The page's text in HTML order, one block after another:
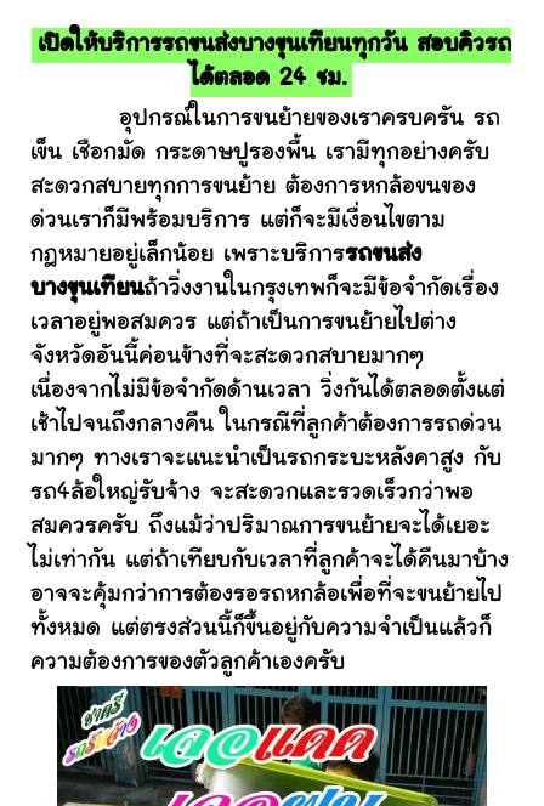
เปิดให้บริการรถขนส่งบางขุนเทียนทุกวัน สอบคิวรถ
ได้ตลอด 24 ชม.
อุปกรณ์ในการขนย้ายของเราครบครัน รถ
เข็น เชือกมัด กระดาษปูรองพื้น เรามีทุกอย่างครับ
สะดวกสบายทุกการขนย้าย ต้องการหกล้อขนของ
ด่วนเราก็มีพร้อมบริการ แต่ก็จะมีเงื่อนไขตาม
กฎหมายอยู่เล็กน้อย เพราะบริการรถขนส่ง
บางขุนเทียนถ้าวิ่งงานในกรุงเทพก็จะมีข้อจำกัดเรื่อง
เวลาอยู่พอสมควร แต่ถ้าเป็นการขนย้ายไปต่าง
จังหวัดอันนี้ค่อนข้างที่จะสะดวกสบายมากๆ
เนื่องจากไม่มีข้อจำกัดด้านเวลา วิ่งกันได้ตลอดตั้งแต่
เช้าไปจนถึงกลางคืน ในกรณีที่ลูกค้าต้องการรถด่วน
มากๆ ทางเราจะแนะนำเป็นรถกระบะหลังคาสูง กับ
รถ4ล้อใหญ่รับจ้าง จะสะดวกและรวดเร็วกว่าพอ
สมควรครับ ถึงแม้ว่าปริมาณการขนย้ายจะได้เยอะ
ไม่เท่ากัน แต่ถ้าเทียบกับเวลาที่ลูกค้าจะได้คืนมาบ้าง
อาจจะคุ้มกว่าการต้องรอรถหกล้อเพื่อที่จะขนย้ายไป
ทั้งหมด แต่ตรงส่วนนี้ก็ขึ้นอยู่กับความจำเป็นแล้วก็
ความต้องการของตัวลูกค้าเองครับ